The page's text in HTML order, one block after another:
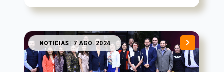
NOTICIAS| 7 AGO. 2024